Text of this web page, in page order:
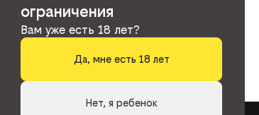
ограничения
Вам уже есть 18 лет?
Да, мне есть 18 лет
Нет, я ребенок